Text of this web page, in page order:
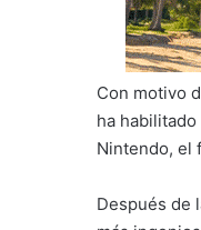
Con motivo
ha
Nintendo, el
Después de